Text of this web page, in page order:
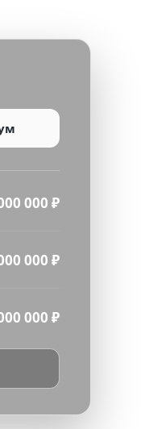
000 ₽
000 ₽
000 ₽